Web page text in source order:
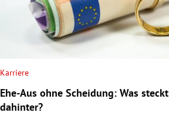
Karriere
Ehe-Aus ohne Scheidung: Was steckt
dahinter?